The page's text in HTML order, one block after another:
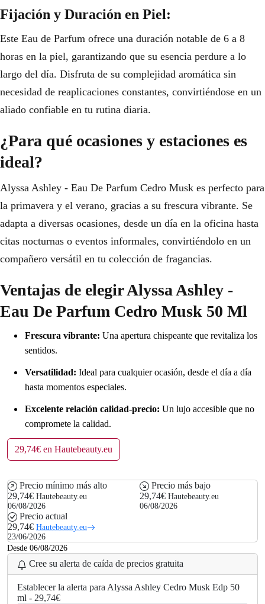
Fijación y Duración en Piel:
Este Eau de Parfum ofrece una duración notable de 6 a 8
horas en la piel, garantizando que su esencia perdure a lo
largo del día. Disfruta de su complejidad aromática sin
necesidad de reaplicaciones constantes, convirtiéndose en un
aliado confiable en tu rutina diaria.
¿Para qué ocasiones y estaciones es
ideal?
Alyssa Ashley - Eau De Parfum Cedro Musk es perfecto para
la primavera y el verano, gracias a su frescura vibrante. Se
adapta a diversas ocasiones, desde un día en la oficina hasta
citas nocturnas o eventos informales, convirtiéndolo en un
compañero versátil en tu colección de fragancias.
Ventajas de elegir Alyssa Ashley -
Eau De Parfum Cedro Musk 50 Ml
Frescura vibrante: Una apertura chispeante que revitaliza los
sentidos.
Versatilidad: Ideal para cualquier ocasión, desde el día a día
hasta momentos especiales.
Excelente relación calidad-precio: Un lujo accesible que no
compromete la calidad.
29,74€ en Hautebeauty.eu
Precio mínimo más alto
29,74€ Hautebeauty.eu
06/08/2026
Precio más bajo
29,74€ Hautebeauty.eu
06/08/2026
Precio actual
29,74€ Hautebeauty.eu
23/06/2026
Desde 06/08/2026
Cree su alerta de caída de precios gratuita
Establecer la alerta para Alyssa Ashley Cedro Musk Edp 50
ml - 29,74€